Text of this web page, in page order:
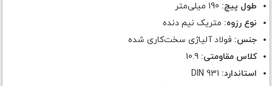
طول پیچ:
نوع رزوه: متریک نیم دنده
جنس: فولاد آلیاژی سخت‌کاری شده
کلاس مقاومتی: 10.9
استاندارد: